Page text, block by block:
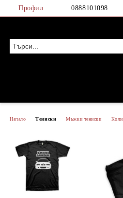
Профил 0888101098
Начало Тениски Мъжки тениски Коли